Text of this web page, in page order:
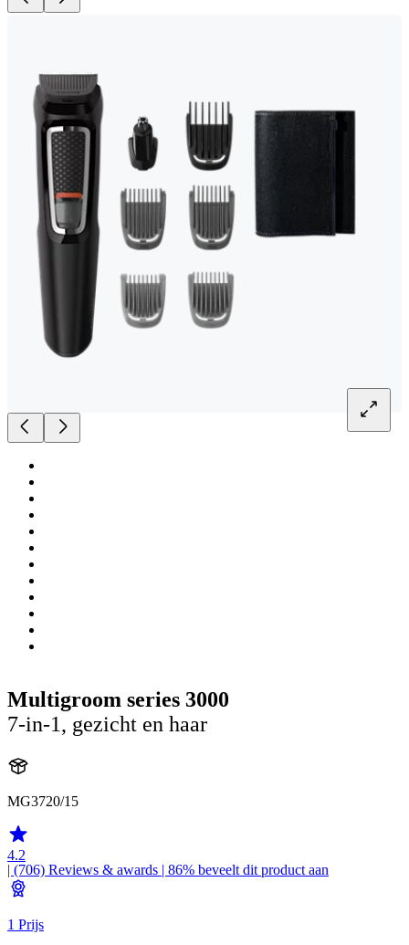
Multigroom series 3000
7-in-1, gezicht en haar
MG3720/15
4.2
| (706) Reviews & awards | 86% beveelt dit product aan
1 Prijs